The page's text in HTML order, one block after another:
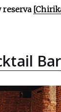
reserva
Bar